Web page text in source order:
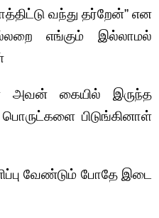
வந்து தர்றேன்” என
எங்கும் இல்லாமல்
கையில் இருந்த
பிடுங்கினாள்
வேண்டும் போதே இடை